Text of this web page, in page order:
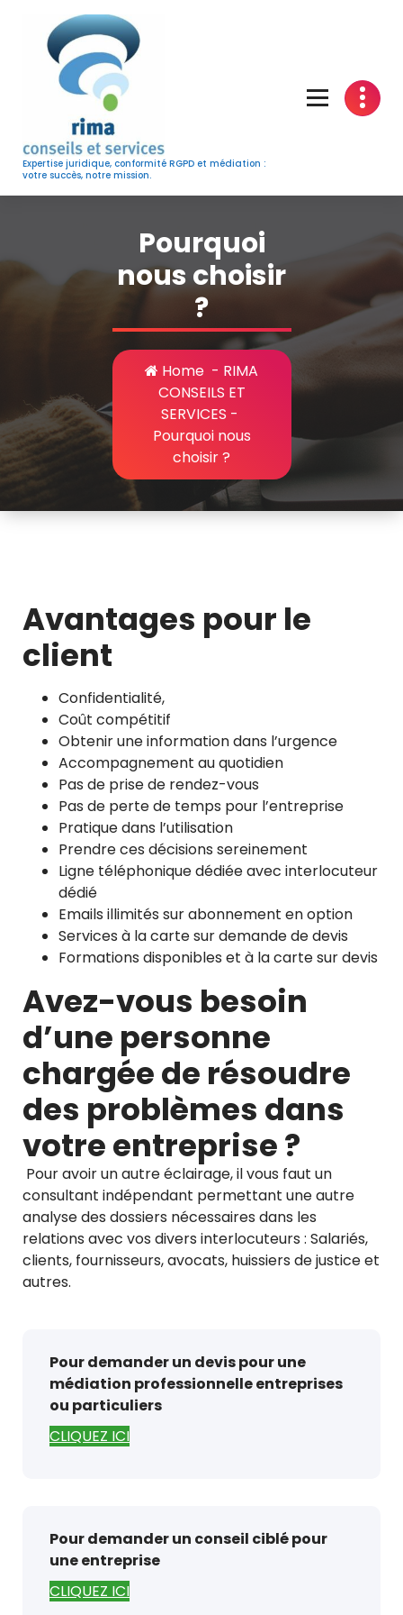
content
Expertise juridique, conformité RGPD et médiation :
votre succès, notre mission.
Pourquoi
nous choisir
?
Home - RIMA
CONSEILS ET
SERVICES -
Pourquoi nous
choisir ?
Avantages pour le
client
Confidentialité,
Coût compétitif
Obtenir une information dans l’urgence
Accompagnement au quotidien
Pas de prise de rendez-vous
Pas de perte de temps pour l’entreprise
Pratique dans l’utilisation
Prendre ces décisions sereinement
Ligne téléphonique dédiée avec interlocuteur
dédié
Emails illimités sur abonnement en option
Services à la carte sur demande de devis
Formations disponibles et à la carte sur devis
Avez-vous besoin
d’une personne
chargée de résoudre
des problèmes dans
votre entreprise ?
Pour avoir un autre éclairage, il vous faut un
consultant indépendant permettant une autre
analyse des dossiers nécessaires dans les
relations avec vos divers interlocuteurs : Salariés,
clients, fournisseurs, avocats, huissiers de justice et
autres.
Pour demander un devis pour une
médiation professionnelle entreprises
ou particuliers
CLIQUEZ ICI
Pour demander un conseil ciblé pour
une entreprise
CLIQUEZ ICI